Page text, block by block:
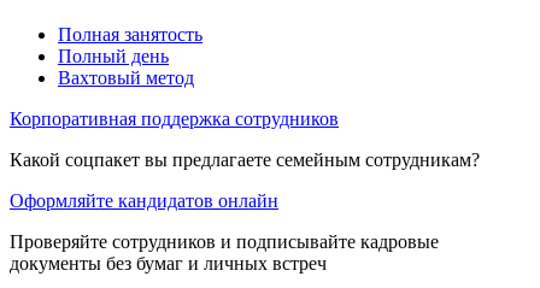
Полная занятость
Полный день
Вахтовый метод
Корпоративная поддержка сотрудников
Какой соцпакет вы предлагаете семейным сотрудникам?
Оформляйте кандидатов онлайн
Проверяйте сотрудников и подписывайте кадровые
документы без бумаг и личных встреч